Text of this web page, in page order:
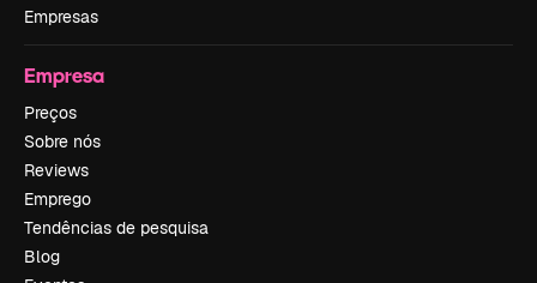
Empresas
Empresa
Preços
Sobre nós
Reviews
Emprego
Tendências de pesquisa
Blog